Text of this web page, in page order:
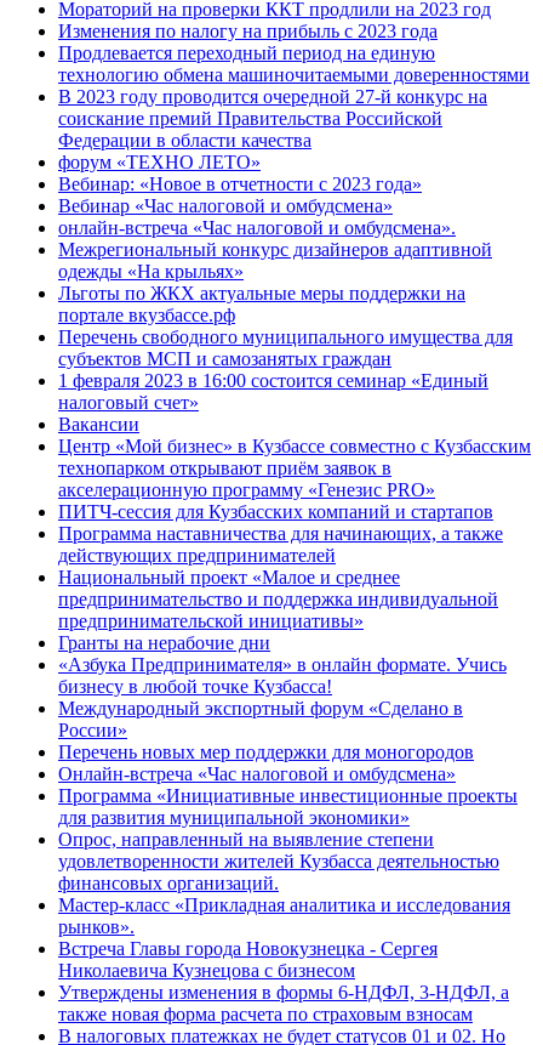
Мораторий на проверки ККТ продлили на 2023 год
Изменения по налогу на прибыль с 2023 года
Продлевается переходный период на единую
технологию обмена машиночитаемыми доверенностями
В 2023 году проводится очередной 27-й конкурс на
соискание премий Правительства Российской
Федерации в области качества
форум «ТЕХНО ЛЕТО»
Вебинар: «Новое в отчетности с 2023 года»
Вебинар «Час налоговой и омбудсмена»
онлайн-встреча «Час налоговой и омбудсмена».
Межрегиональный конкурс дизайнеров адаптивной
одежды «На крыльях»
Льготы по ЖКХ актуальные меры поддержки на
портале вкузбассе.рф
Перечень свободного муниципального имущества для
субъектов МСП и самозанятых граждан
1 февраля 2023 в 16:00 состоится семинар «Единый
налоговый счет»
Вакансии
Центр «Мой бизнес» в Кузбассе совместно с Кузбасским
технопарком открывают приём заявок в
акселерационную программу «Генезис PRO»
ПИТЧ-сессия для Кузбасских компаний и стартапов
Программа наставничества для начинающих, а также
действующих предпринимателей
Национальный проект «Малое и среднее
предпринимательство и поддержка индивидуальной
предпринимательской инициативы»
Гранты на нерабочие дни
«Азбука Предпринимателя» в онлайн формате. Учись
бизнесу в любой точке Кузбасса!
Международный экспортный форум «Сделано в
России»
Перечень новых мер поддержки для моногородов
Онлайн-встреча «Час налоговой и омбудсмена»
Программа «Инициативные инвестиционные проекты
для развития муниципальной экономики»
Опрос, направленный на выявление степени
удовлетворенности жителей Кузбасса деятельностью
финансовых организаций.
Мастер-класс «Прикладная аналитика и исследования
рынков».
Встреча Главы города Новокузнецка - Сергея
Николаевича Кузнецова с бизнесом
Утверждены изменения в формы 6-НДФЛ, 3-НДФЛ, а
также новая форма расчета по страховым взносам
В налоговых платежках не будет статусов 01 и 02. Но